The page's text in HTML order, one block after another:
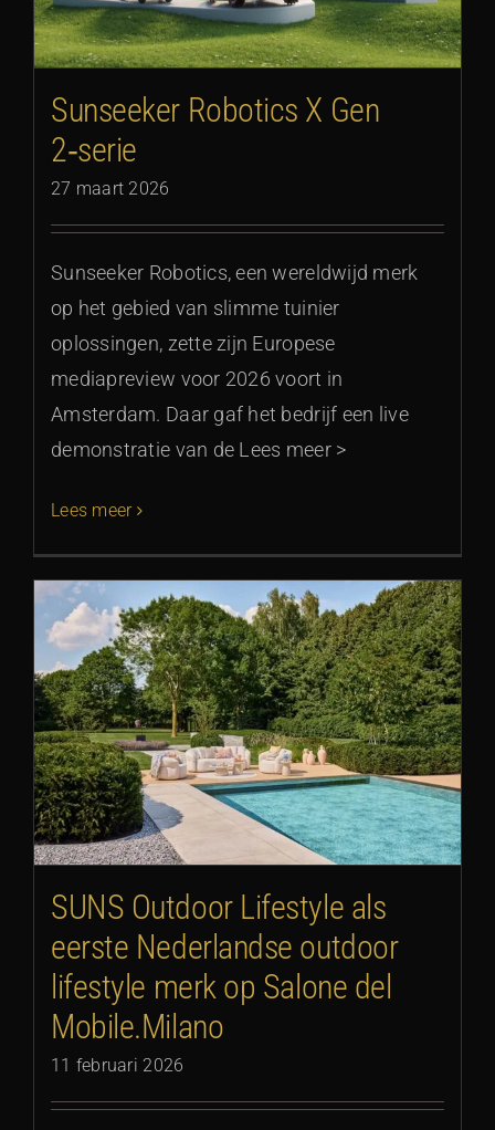
Sunseeker Robotics X Gen
2‑serie
27 maart 2026
Sunseeker Robotics, een wereldwijd merk
op het gebied van slimme tuinier
oplossingen, zette zijn Europese
mediapreview voor 2026 voort in
Amsterdam. Daar gaf het bedrijf een live
demonstratie van de Lees meer >
Lees meer
SUNS Outdoor Lifestyle als
eerste Nederlandse outdoor
lifestyle merk op Salone del
Mobile.Milano
11 februari 2026